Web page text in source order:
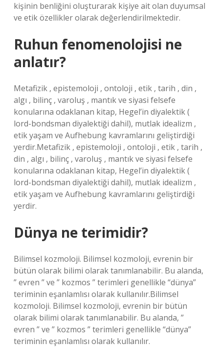
kişinin benliğini oluşturarak kişiye ait olan duyumsal
ve etik özellikler olarak değerlendirilmektedir.
Ruhun fenomenolojisi ne
anlatır?
Metafizik , epistemoloji , ontoloji , etik , tarih , din ,
algı , bilinç , varoluş , mantık ve siyasi felsefe
konularına odaklanan kitap, Hegel’in diyalektik (
lord-bondsman diyalektiği dahil), mutlak idealizm ,
etik yaşam ve Aufhebung kavramlarını geliştirdiği
yerdir.Metafizik , epistemoloji , ontoloji , etik , tarih ,
din , algı , bilinç , varoluş , mantık ve siyasi felsefe
konularına odaklanan kitap, Hegel’in diyalektik (
lord-bondsman diyalektiği dahil), mutlak idealizm ,
etik yaşam ve Aufhebung kavramlarını geliştirdiği
yerdir.
Dünya ne terimidir?
Bilimsel kozmoloji. Bilimsel kozmoloji, evrenin bir
bütün olarak bilimi olarak tanımlanabilir. Bu alanda,
” evren ” ve ” kozmos ” terimleri genellikle “dünya”
teriminin eşanlamlısı olarak kullanılır.Bilimsel
kozmoloji. Bilimsel kozmoloji, evrenin bir bütün
olarak bilimi olarak tanımlanabilir. Bu alanda, ”
evren ” ve ” kozmos ” terimleri genellikle “dünya”
teriminin eşanlamlısı olarak kullanılır.